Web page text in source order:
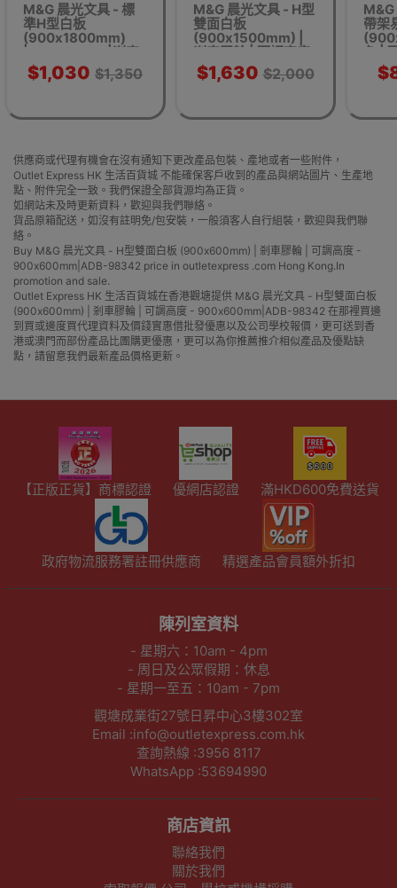
M&G 晨光文具 - 標
準H型白板
(900x1800mm)
|ADBN-6407|剎車
膠輪 | 可調高度 -
900x1800mm【代
$1,030 $1,350
M&G 晨光文具 - H型
雙面白板
(900x1500mm) |
剎車膠輪 | 可調高度
-
900x1500mm|ADB-
$1,630 $2,000
帶架
色 |
款
供應商或代理有機會在沒有通知下更改產品包裝、產地或者一些附件，
Outlet Express HK 生活百貨城 不能確保客戶收到的產品與網站圖片、生產地
點、附件完全一致。我們保證全部貨源均為正貨。
如網站未及時更新資料，歡迎與我們聯絡。
貨品原箱配送，如沒有註明免/包安裝，一般須客人自行組裝，歡迎與我們聯
絡。
Buy M&G 晨光文具 - H型雙面白板 (900x600mm) | 剎車膠輪 | 可調高度 -
900x600mm|ADB-98342 price in outletexpress .com Hong Kong.In
promotion and sale.
Outlet Express HK 生活百貨城在香港觀塘提供 M&G 晨光文具 - H型雙面白板
(900x600mm) | 剎車膠輪 | 可調高度 - 900x600mm|ADB-98342 在那裡買邊
到買或邊度買代理資料及價錢實惠借批發優惠以及公司學校報價，更可送到香
港或澳門而部份產品比團購更優惠，更可以為你推薦推介相似產品及優點缺
點，請留意我們最新產品價格更新。
【正版正貨】商標認證 優網店認證 滿HKD600免費送貨
政府物流服務署註冊供應商 精選產品會員額外折扣
陳列室資料
- 星期六：10am - 4pm
- 周日及公眾假期：休息
- 星期一至五：10am - 7pm
觀塘成業街27號日昇中心3樓302室
Email :info@outletexpress.com.hk
查詢熱線 :3956 8117
WhatsApp :53694990
商店資訊
聯絡我們
關於我們